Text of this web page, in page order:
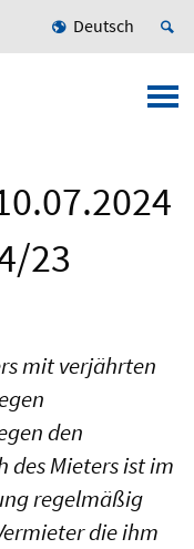
Deutsch
23
mit verjährten
den
des Mieters ist im
regelmäßig
die ihm